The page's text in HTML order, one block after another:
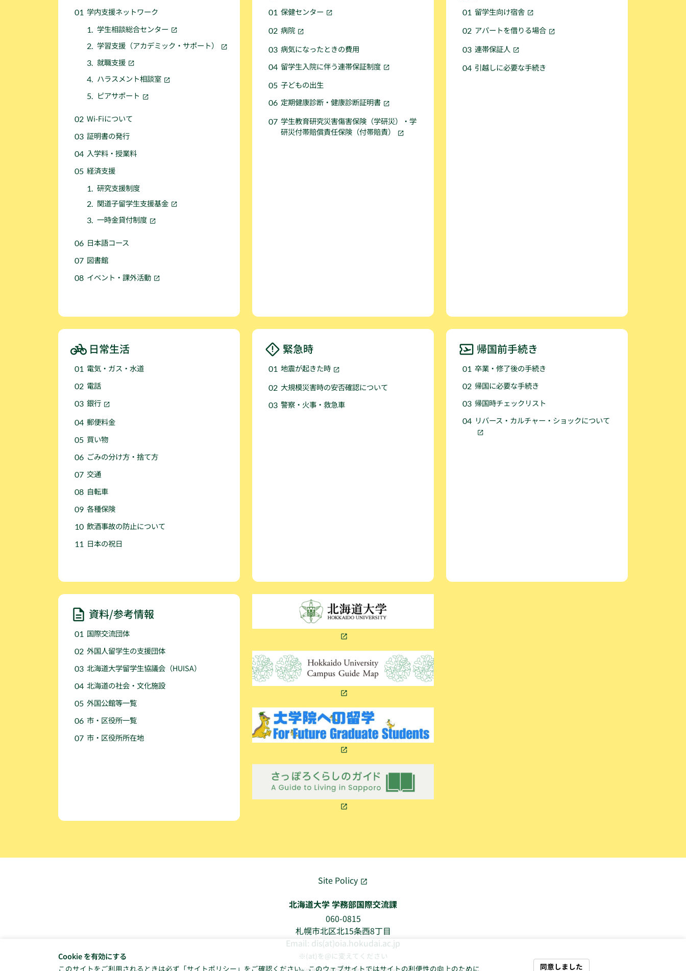
Cookie を有効にする
このサイトをご利用されるときは必ず「サイトポリシー 」をご確認ください。このウェブサイトではサイトの利便性の向上のために 同意しました
学内支援ネットワーク
学生相談総合センター
学習支援（アカデミック・サポート）
就職支援
ハラスメント相談室
ピアサポート
Wi-Fiについて
証明書の発行
入学料・授業料
経済支援
研究支援制度
関道子留学生支援基金
一時金貸付制度
日本語コース
図書館
イベント・課外活動
保健センター
病院
病気になったときの費用
留学生入院に伴う連帯保証制度
子どもの出生
定期健康診断・健康診断証明書
学生教育研究災害傷害保険（学研災）・学
研災付帯賠償責任保険（付帯賠責）
留学生向け宿舎
アパートを借りる場合
連帯保証人
引越しに必要な手続き
日常生活
電気・ガス・水道
電話
銀行
郵便料金
買い物
ごみの分け方・捨て方
交通
自転車
各種保険
飲酒事故の防止について
日本の祝日
緊急時
地震が起きた時
大規模災害時の安否確認について
警察・火事・救急車
帰国前手続き
卒業・修了後の手続き
帰国に必要な手続き
帰国時チェックリスト
リバース・カルチャー・ショックについて
資料/参考情報
国際交流団体
外国人留学生の支援団体
北海道大学留学生協議会（HUISA）
北海道の社会・文化施設
外国公館等一覧
市・区役所一覧
市・区役所所在地
Site Policy
北海道大学 学務部国際交流課
060-0815
札幌市北区北15条西8丁目
Email: dis(at)oia.hokudai.ac.jp
※(at)を@に変えてください